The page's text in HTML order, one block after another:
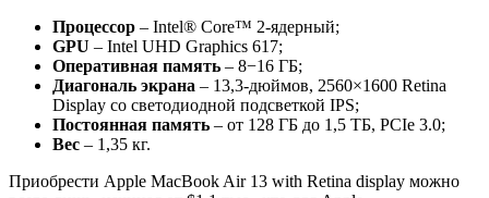
Процессор – Intel® Core™ 2-ядерный;
GPU – Intel UHD Graphics 617;
Оперативная память – 8−16 ГБ;
Диагональ экрана – 13,3-дюймов, 2560×1600 Retina
Display со светодиодной подсветкой IPS;
Постоянная память – от 128 ГБ до 1,5 ТБ, PCIe 3.0;
Вес – 1,35 кг.
Приобрести Apple MacBook Air 13 with Retina display можно